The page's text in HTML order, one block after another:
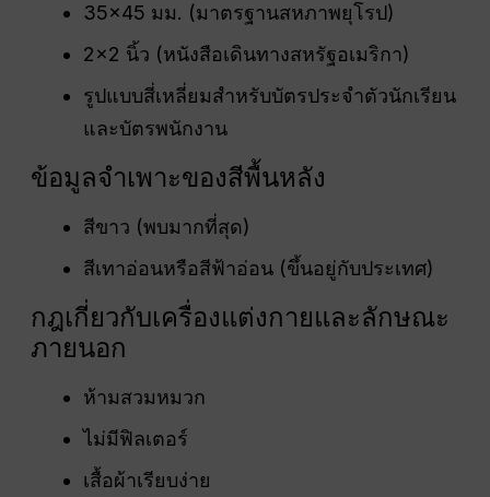
35×45 มม. (มาตรฐานสหภาพยุโรป)
2×2 นิ้ว (หนังสือเดินทางสหรัฐอเมริกา)
รูปแบบสี่เหลี่ยมสำหรับบัตรประจำตัวนักเรียน
และบัตรพนักงาน
ข้อมูลจำเพาะของสีพื้นหลัง
สีขาว (พบมากที่สุด)
สีเทาอ่อนหรือสีฟ้าอ่อน (ขึ้นอยู่กับประเทศ)
กฎเกี่ยวกับเครื่องแต่งกายและลักษณะ
ภายนอก
ห้ามสวมหมวก
ไม่มีฟิลเตอร์
เสื้อผ้าเรียบง่าย